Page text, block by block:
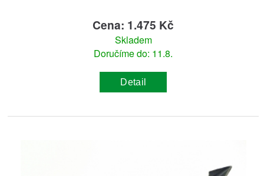
Cena: 1.475 Kč
Skladem
Doručíme do: 11.8.
Detail